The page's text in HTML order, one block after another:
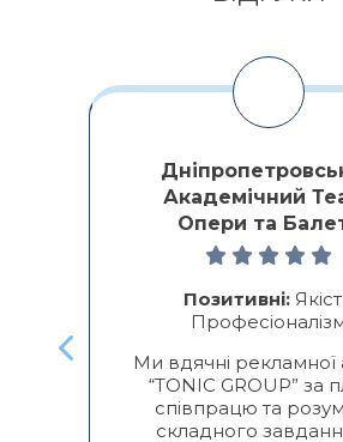
Академічний
Опери та
Позитивні:
Ми вдячні рекламної
“TONIC GROUP” за
співпрацю та
складного